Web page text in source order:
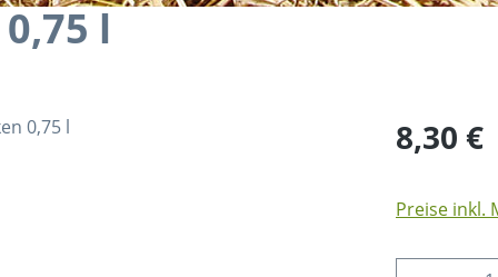
l
Regulärer
8,30 €
Preise inkl.